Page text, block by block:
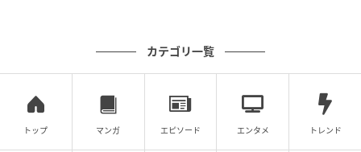
カテゴリ一覧
トップ マンガ エピソード エンタメ トレンド